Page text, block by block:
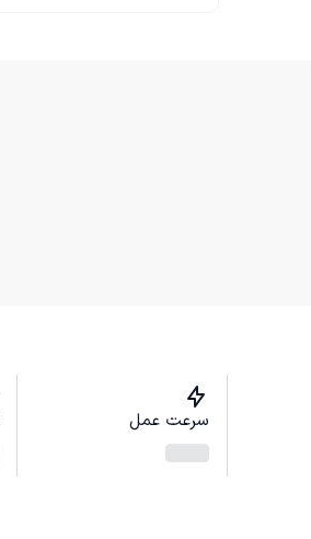
سرعت عمل